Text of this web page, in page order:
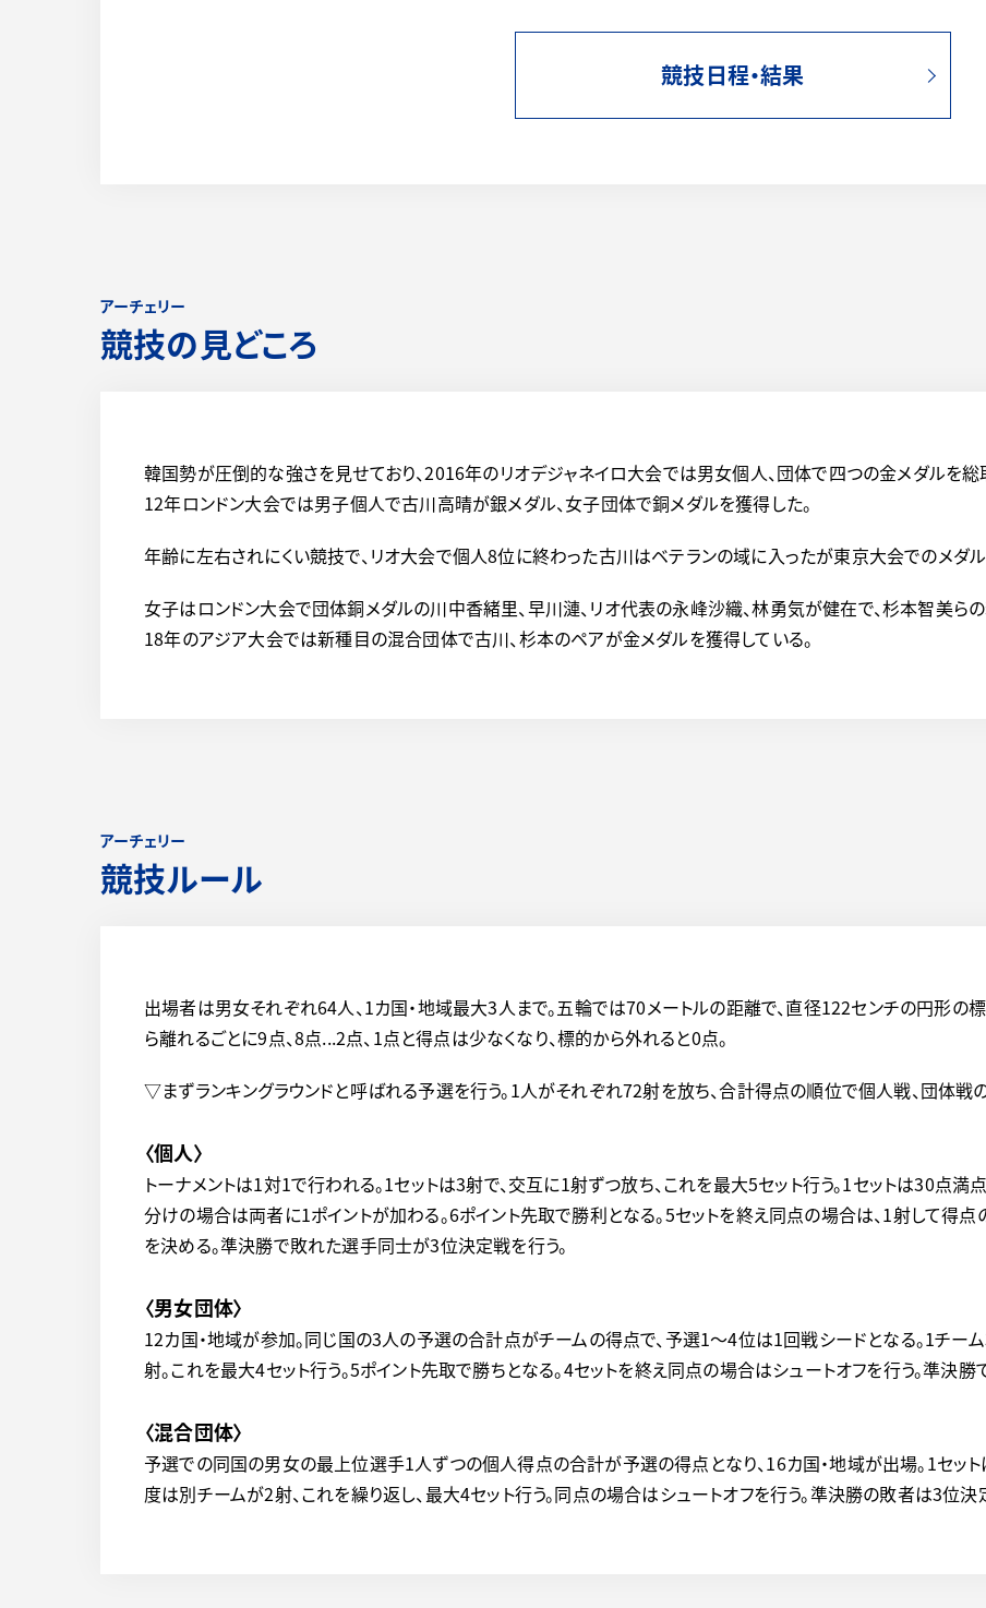
競技日程・結果
アーチェリー
競技の見どころ
韓国勢が圧倒的な強さを見せており、2016年のリオデジャネイロ大会では男女個人、団体で四つの金メダルを総
12年ロンドン大会では男子個人で古川高晴が銀メダル、女子団体で銅メダルを獲得した。
年齢に左右されにくい競技で、リオ大会で個人8位に終わった古川はベテランの域に入ったが東京大会でのメダル
女子はロンドン大会で団体銅メダルの川中香緒里、早川漣、リオ代表の永峰沙織、林勇気が健在で、杉本智美ら
18年のアジア大会では新種目の混合団体で古川、杉本のペアが金メダルを獲得している。
アーチェリー
競技ルール
出場者は男女それぞれ64人、1カ国・地域最大3人まで。五輪では70メートルの距離で、直径122センチの円形の
ら離れるごとに9点、8点...2点、1点と得点は少なくなり、標的から外れると0点。
▽まずランキングラウンドと呼ばれる予選を行う。1人がそれぞれ72射を放ち、合計得点の順位で個人戦、団体戦
〈個人〉
トーナメントは1対1で行われる。1セットは3射で、交互に1射ずつ放ち、これを最大5セット行う。1セットは30点満
分けの場合は両者に1ポイントが加わる。6ポイント先取で勝利となる。5セットを終え同点の場合は、1射して得
を決める。準決勝で敗れた選手同士が3位決定戦を行う。
〈男女団体〉
12カ国・地域が参加。同じ国の3人の予選の合計点がチームの得点で、予選1～4位は1回戦シードとなる。1チー
射。これを最大4セット行う。5ポイント先取で勝ちとなる。4セットを終え同点の場合はシュートオフを行う。準決
〈混合団体〉
予選での同国の男女の最上位選手1人ずつの個人得点の合計が予選の得点となり、16カ国・地域が出場。1セッ
度は別チームが2射、これを繰り返し、最大4セット行う。同点の場合はシュートオフを行う。準決勝の敗者は3位決